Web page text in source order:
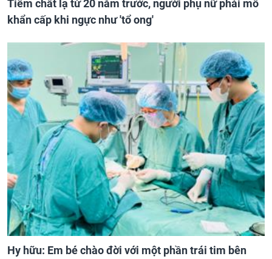
Tiêm chất lạ từ 20 năm trước, người phụ nữ phải mổ
khẩn cấp khi ngực như 'tổ ong'
Hy hữu: Em bé chào đời với một phần trái tim bên